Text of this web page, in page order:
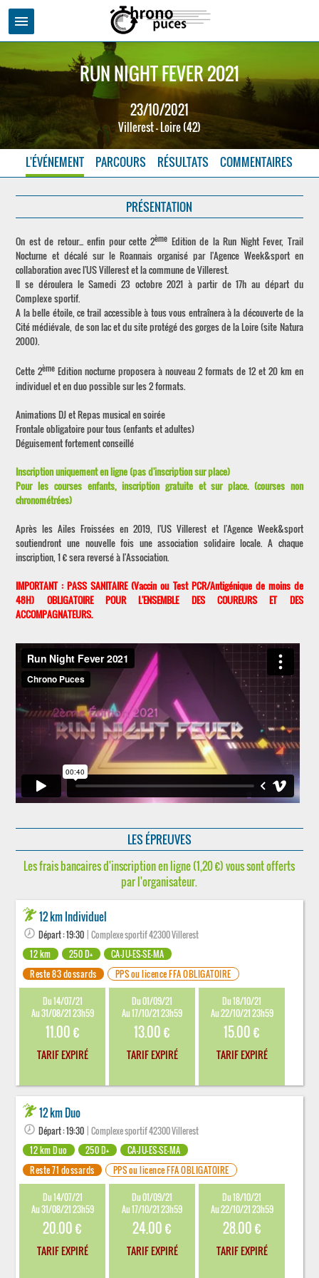
menu
RUN NIGHT FEVER 2021
23/10/2021
Villerest - Loire (42)
L'ÉVÉNEMENT PARCOURS RÉSULTATS COMMENTAIRES
PRÉSENTATION
On est de retour... enfin pour cette 2ème Edition de la Run Night Fever, Trail
Nocturne et décalé sur le Roannais organisé par l'Agence Week&sport en
collaboration avec l'US Villerest et la commune de Villerest.
Il se déroulera le Samedi 23 octobre 2021 à partir de 17h au départ du
Complexe sportif.
A la belle étoile, ce trail accessible à tous vous entraînera à la découverte de la
Cité médiévale, de son lac et du site protégé des gorges de la Loire (site Natura
2000).
Cette 2ème Edition nocturne proposera à nouveau 2 formats de 12 et 20 km en
individuel et en duo possible sur les 2 formats.
Animations DJ et Repas musical en soirée
Frontale obligatoire pour tous (enfants et adultes)
Déguisement fortement conseillé
Inscription uniquement en ligne (pas d'inscription sur place)
Pour les courses enfants, inscription gratuite et sur place. (courses non
chronométrées)
Après les Ailes Froissées en 2019, l'US Villerest et l'Agence Week&sport
soutiendront une nouvelle fois une association solidaire locale. A chaque
inscription, 1 € sera reversé à l'Association.
IMPORTANT : PASS SANITAIRE (Vaccin ou Test PCR/Antigénique de moins de
48H) OBLIGATOIRE POUR L'ENSEMBLE DES COUREURS ET DES
ACCOMPAGNATEURS.
LES ÉPREUVES
Les frais bancaires d'inscription en ligne (1,20 €) vous sont offerts
par l'organisateur.
12 km Individuel
Départ : 19:30 | Complexe sportif 42300 Villerest
12 km
250 D+
CA-JU-ES-SE-MA
Reste 83 dossards
PPS ou licence FFA OBLIGATOIRE
Du 14/07/21
Au 31/08/21 23h59
11.00 €
TARIF EXPIRÉ
Du 01/09/21
Au 17/10/21 23h59
13.00 €
TARIF EXPIRÉ
Du 18/10/21
Au 22/10/21 23h59
15.00 €
TARIF EXPIRÉ
12 km Duo
Départ : 19:30 | Complexe sportif 42300 Villerest
12 km Duo
250 D+
CA-JU-ES-SE-MA
Reste 71 dossards
PPS ou licence FFA OBLIGATOIRE
Du 14/07/21
Au 31/08/21 23h59
20.00 €
TARIF EXPIRÉ
Du 01/09/21
Au 17/10/21 23h59
24.00 €
TARIF EXPIRÉ
Du 18/10/21
Au 22/10/21 23h59
28.00 €
TARIF EXPIRÉ